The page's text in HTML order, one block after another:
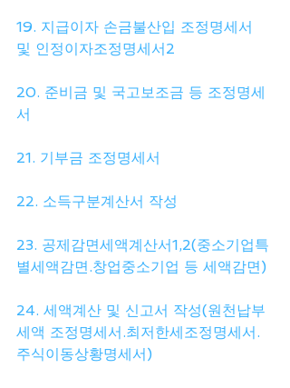
19. 지급이자 손금불산입 조정명세서
및 인정이자조정명세서2
20. 준비금 및 국고보조금 등 조정명세
서
21. 기부금 조정명세서
22. 소득구분계산서 작성
23. 공제감면세액계산서1,2(중소기업특
별세액감면.창업중소기업 등 세액감면)
24. 세액계산 및 신고서 작성(원천납부
세액 조정명세서.최저한세조정명세서.
주식이동상황명세서)